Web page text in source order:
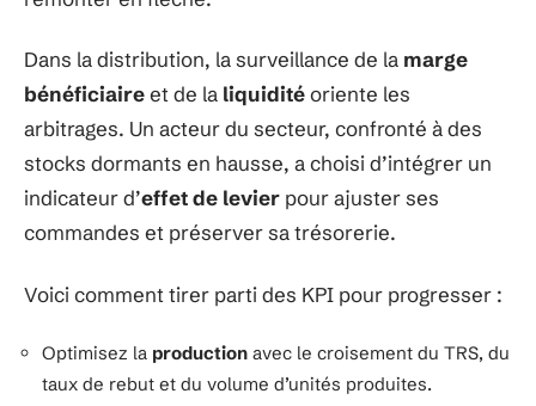
Dans la distribution, la surveillance de la marge
bénéficiaireet de la liquiditéoriente les
arbitrages. Un acteur du secteur, confronté à des
stocks dormants en hausse, a choisi d’intégrer un
indicateur d’effet de levier pour ajuster ses
commandes et préserver sa trésorerie.
Voici comment tirer parti des KPI pour progresser :
Optimisez la production avec le croisement du TRS, du
taux de rebut et du volume d’unités produites.